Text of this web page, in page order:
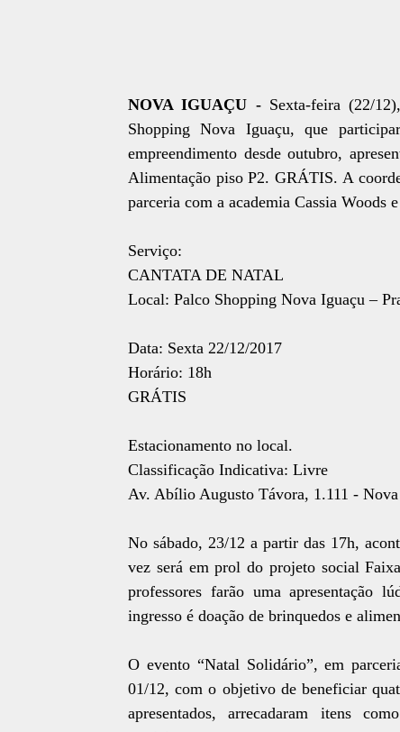
NOVA IGUAÇU - Sexta-feira (22/
Shopping Nova Iguaçu, que
empreendimento desde outubro,
Alimentação piso P2. GRÁTIS. A
parceria com a academia Cassia Woods
Serviço:
CANTATA DE NATAL
Local: Palco Shopping Nova Iguaçu –
Data: Sexta 22/12/2017
Horário: 18h
GRÁTIS
Estacionamento no local.
Classificação Indicativa: Livre
Av. Abílio Augusto Távora, 1.111 -
No sábado, 23/12 a partir das 17h,
vez será em prol do projeto social
professores farão uma
ingresso é doação de brinquedos e
O evento “Natal Solidário”, em
01/12, com o objetivo de beneficiar
apresentados, arrecadaram itens